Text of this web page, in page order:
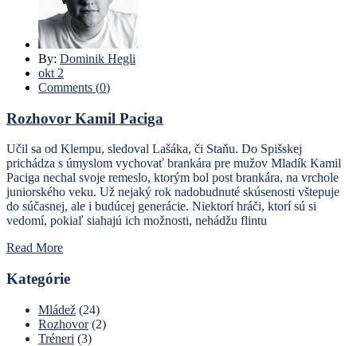
By: Dominik Hegli
okt 2
Comments (0)
Rozhovor Kamil Paciga
Učil sa od Klempu, sledoval Lašáka, či Staňu. Do Spišskej
prichádza s úmyslom vychovať brankára pre mužov Mladík Kamil
Paciga nechal svoje remeslo, ktorým bol post brankára, na vrchole
juniorského veku. Už nejaký rok nadobudnuté skúsenosti vštepuje
do súčasnej, ale i budúcej generácie. Niektorí hráči, ktorí sú si
vedomí, pokiaľ siahajú ich možnosti, nehádžu flintu
Read More
Kategórie
Mládež (24)
Rozhovor (2)
Tréneri (3)